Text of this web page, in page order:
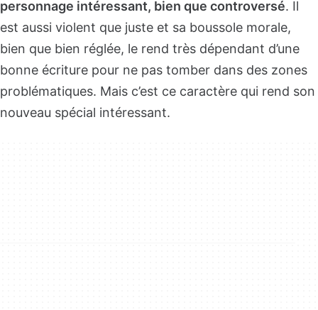
personnage intéressant, bien que controversé. Il
est aussi violent que juste et sa boussole morale,
bien que bien réglée, le rend très dépendant d’une
bonne écriture pour ne pas tomber dans des zones
problématiques. Mais c’est ce caractère qui rend son
nouveau spécial intéressant.